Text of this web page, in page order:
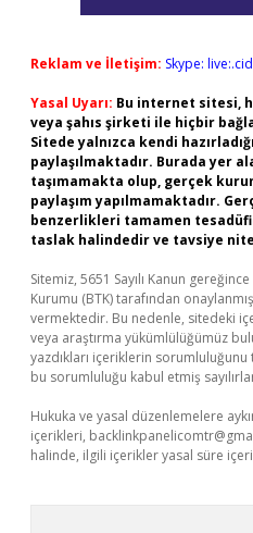
Reklam ve İletişim: Skype:
Yasal Uyarı: Bu internet sitesi,
veya şahıs şirketi ile hiçbir
Sitede yalnızca kendi
paylaşılmaktadır. Burada yer
taşımamakta olup, gerçek
paylaşım yapılmamaktadır.
benzerlikleri tamamen
taslak halindedir ve tavsiye
Sitemiz, 5651 Sayılı Kanun
Kurumu (BTK) tarafından
vermektedir. Bu nedenle, sitedeki
veya araştırma yükümlülüğümüz
yazdıkları içeriklerin
bu sorumluluğu kabul etmiş
Hukuka ve yasal düzenlemelere
içerikleri,
halinde, ilgili içerikler yasal süre